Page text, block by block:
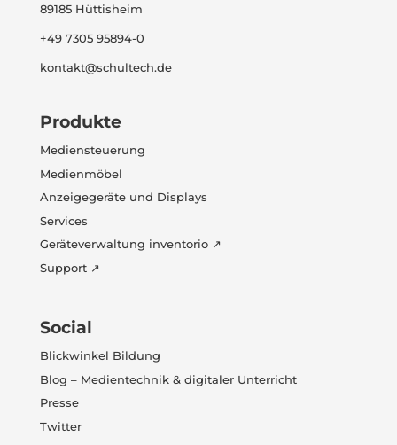
89185 Hüttisheim
+49 7305 95894-0
kontakt@schultech.de
Produkte
Mediensteuerung
Medienmöbel
Anzeigegeräte und Displays
Services
Geräteverwaltung inventorio ↗
Support ↗
Social
Blickwinkel Bildung
Blog – Medientechnik & digitaler Unterricht
Presse
Twitter